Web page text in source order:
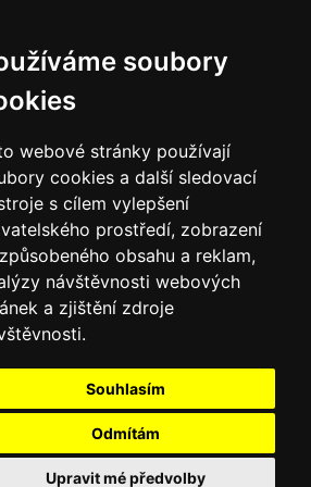
soubory
webové stránky používají
cookies a další sledovací
s cílem vylepšení
prostředí, zobrazení
obsahu a reklam,
návštěvnosti webových
a zjištění zdroje
Souhlasím
Odmítám
Upravit mé předvolby